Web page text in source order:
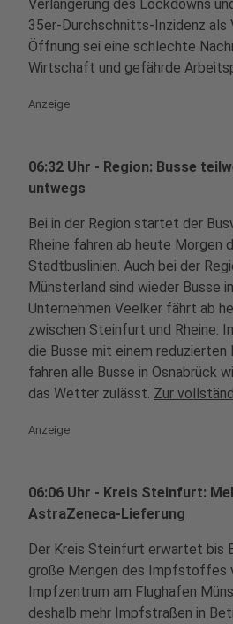
Verlängerung des Lockdowns
35er-Durchschnitts-Inzidenz als
Öffnung sei eine schlechte
Wirtschaft und gefährde
Anzeige
06:32 Uhr - Region: Busse
untwegs
Bei in der Region startet der
Rheine fahren ab heute Morgen
Stadtbuslinien. Auch bei der
Münsterland sind wieder Busse
Unternehmen Veelker fährt ab
zwischen Steinfurt und Rheine.
die Busse mit einem reduzierten
fahren alle Busse in Osnabrück
das Wetter zulässt. Zur
Anzeige
06:06 Uhr - Kreis Steinfurt:
AstraZeneca-Lieferung
Der Kreis Steinfurt erwartet bis
große Mengen des Impfstoffes
Impfzentrum am Flughafen
deshalb mehr Impfstraßen in